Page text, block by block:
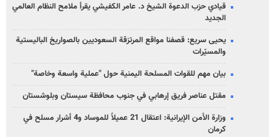
قيادي حزب الدعوة الشيخ د. عامر الكفيشي يقرأ ملامح النظام العالمي
الجديد
يحيى سريع: قصفنا مواقع المرتزقة السعوديين بالصواريخ الباليستية
والمسيّرات
بيان مهم للقوات المسلحة اليمنية حول "عملية واسعة وخاصة"
مقتل عناصر فريق إرهابي في جنوب محافظة سيستان وبلوشستان
وزارة الأمن الإيرانية: اعتقال 21 عميلاً للموساد و4 أشرار مسلح في
كرمان